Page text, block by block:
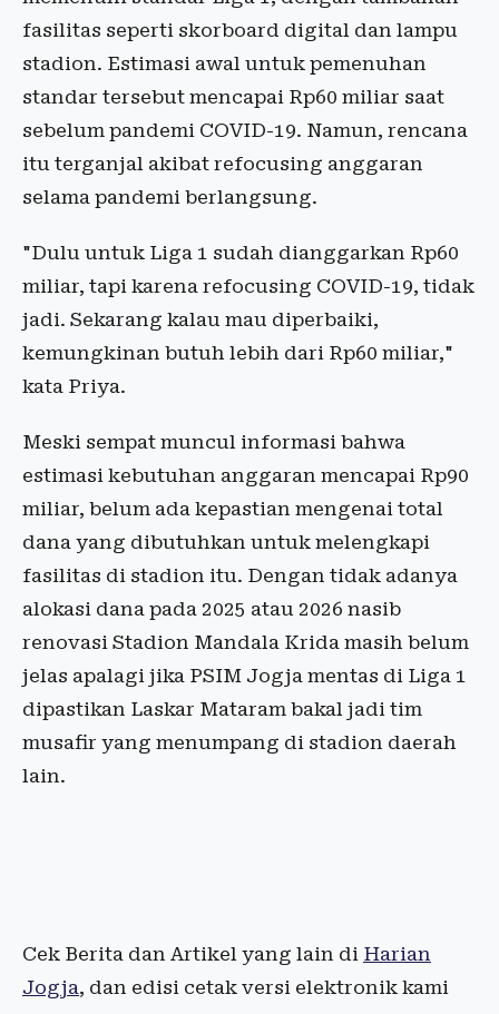
fasilitas seperti skorboard digital dan lampu
stadion. Estimasi awal untuk pemenuhan
standar tersebut mencapai Rp60 miliar saat
sebelum pandemi COVID-19. Namun, rencana
itu terganjal akibat refocusing anggaran
selama pandemi berlangsung.
"Dulu untuk Liga 1 sudah dianggarkan Rp60
miliar, tapi karena refocusing COVID-19, tidak
jadi. Sekarang kalau mau diperbaiki,
kemungkinan butuh lebih dari Rp60 miliar,"
kata Priya.
Meski sempat muncul informasi bahwa
estimasi kebutuhan anggaran mencapai Rp90
miliar, belum ada kepastian mengenai total
dana yang dibutuhkan untuk melengkapi
fasilitas di stadion itu. Dengan tidak adanya
alokasi dana pada 2025 atau 2026 nasib
renovasi Stadion Mandala Krida masih belum
jelas apalagi jika PSIM Jogja mentas di Liga 1
dipastikan Laskar Mataram bakal jadi tim
musafir yang menumpang di stadion daerah
lain.
Cek Berita dan Artikel yang lain di Harian
Jogja, dan edisi cetak versi elektronik kami